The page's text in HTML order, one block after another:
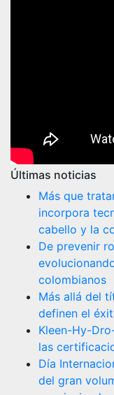
Últimas noticias
Más que
incorpora
cabello y la
De prevenir
colombianos
Más allá del
definen el
Kleen-Hy-
las
Día
del gran